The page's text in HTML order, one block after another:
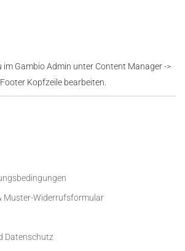
im Gambio Admin unter Content Manager ->
Kopfzeile bearbeiten.
Muster-Widerrufsformular
Datenschutz